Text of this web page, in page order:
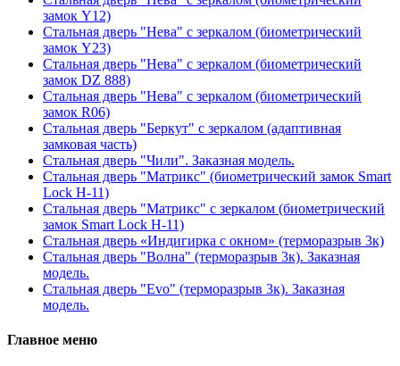
замок Y12)
Стальная дверь "Нева" с зеркалом (биометрический
замок Y23)
Стальная дверь "Нева" с зеркалом (биометрический
замок DZ 888)
Стальная дверь "Нева" с зеркалом (биометрический
замок R06)
Стальная дверь "Беркут" с зеркалом (адаптивная
замковая часть)
Стальная дверь "Чили". Заказная модель.
Стальная дверь "Матрикс" (биометрический замок Smart
Lock H-11)
Стальная дверь "Матрикс" с зеркалом (биометрический
замок Smart Lock H-11)
Стальная дверь «Индигирка с окном» (терморазрыв 3к)
Стальная дверь "Волна" (терморазрыв 3к). Заказная
модель.
Стальная дверь "Evo" (терморазрыв 3к). Заказная
модель.
Главное меню